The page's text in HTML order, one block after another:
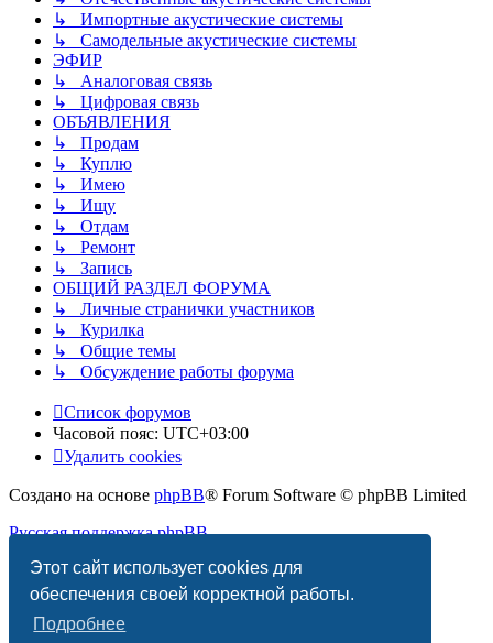
Этот сайт использует cookies для
обеспечения своей корректной работы.
Подробнее
↳ Импортные акустические системы
↳ Самодельные акустические системы
ЭФИР
↳ Аналоговая связь
↳ Цифровая связь
ОБЪЯВЛЕНИЯ
↳ Продам
↳ Куплю
↳ Имею
↳ Ищу
↳ Отдам
↳ Ремонт
↳ Запись
ОБЩИЙ РАЗДЕЛ ФОРУМА
↳ Личные странички участников
↳ Курилка
↳ Общие темы
↳ Обсуждение работы форума
Список форумов
Часовой пояс: UTC+03:00
Удалить cookies
Создано на основе phpBB® Forum Software © phpBB Limited
Русская поддержка phpBB
Конфиденциальность |Правила